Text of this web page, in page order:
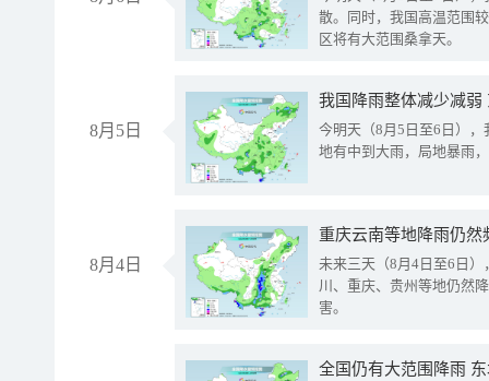
散。同时，我国高温范围
区将有大范围桑拿天。
8月5日
我国降雨整体减少减弱
今明天（8月5日至6日）
地有中到大雨，局地暴雨
8月4日
重庆云南等地降雨仍然
未来三天（8月4日至6日
川、重庆、贵州等地仍然
害。
全国仍有大范围降雨